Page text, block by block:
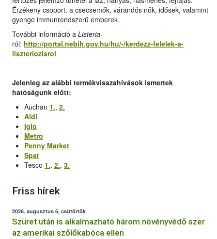
Érzékeny csoport: a csecsemők, várandós nők, idősek, valamint
gyenge immunrendszerű emberek.
További információ a Listeria-
ról: http://portal.nebih.gov.hu/hu/-/kerdezz-felelek-a-
liszteriozisrol
Jelenleg az alábbi termékvisszahívások ismertek
hatóságunk előtt:
Auchan 1., 2.
Aldi
Iglo
Metro
Penny Market
Spar
Tesco 1., 2., 3.
Friss hírek
2026. augusztus 6, csütörtök
Szüret után is alkalmazható három növényvédő szer
az amerikai szőlőkabóca ellen